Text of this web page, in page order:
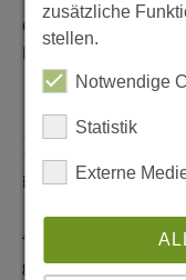
Geschäftszeiten:
Freitag 08:00 bis 15:00
info@stadtglanz.de
Anzeigen-
zusätzliche
stellen.
Notwendige
Statistik
Externe